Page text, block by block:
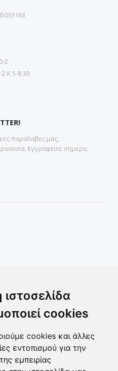
cookies
cookies και άλλες
εντοπισμού για την
εμπειρίας
2
Κ 5-8.30
παραλαβες μας,
Εγγραφειτε σημερα.